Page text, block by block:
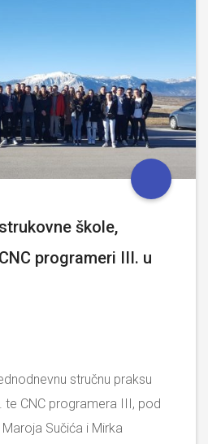
škole,
programeri III. u
stručnu praksu
te CNC programera III, pod
Sučića i Mirka